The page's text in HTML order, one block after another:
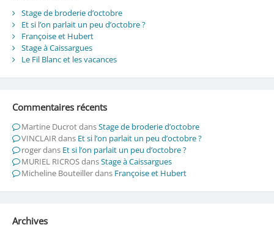
Stage de broderie d’octobre
Et si l’on parlait un peu d’octobre ?
Françoise et Hubert
Stage à Caissargues
Le Fil Blanc et les vacances
Commentaires récents
Martine DucrotdansStage de broderie d’octobre
VINCLAIRdans Et si l’on parlait un peu d’octobre ?
rogerdans Et si l’on parlait un peu d’octobre ?
MURIEL RICROSdansStage à Caissargues
Micheline Bouteillerdans Françoise et Hubert
Archives